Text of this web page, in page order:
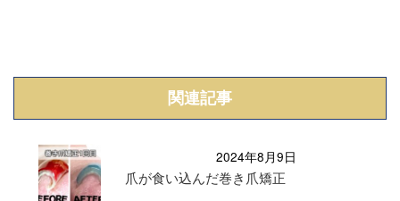
関連記事
2024年8月9日
爪が食い込んだ巻き爪矯正